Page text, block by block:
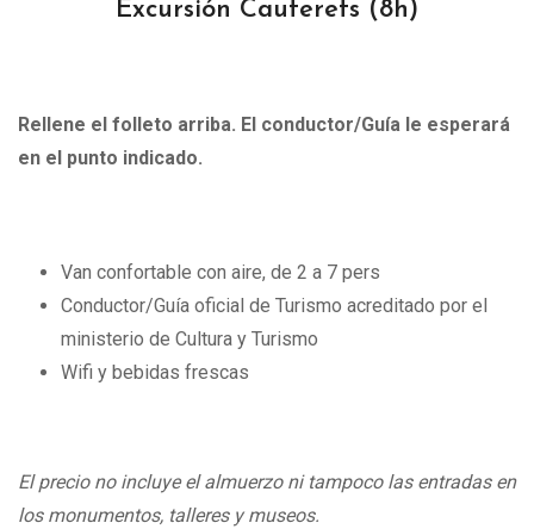
Excursión Cauterets (8h)
Rellene el folleto arriba. El conductor/Guía le esperará
en el punto indicado.
Van confortable con aire, de 2 a 7 pers
Conductor/Guía oficial de Turismo acreditado por el
ministerio de Cultura y Turismo
Wifi y bebidas frescas
El precio no incluye el almuerzo ni tampoco las entradas en
los monumentos, talleres y museos.